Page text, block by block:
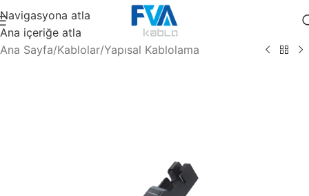
Navigasyona atla
Ana içeriğe atla
Ana Sayfa/Kablolar/Yapısal Kablolama